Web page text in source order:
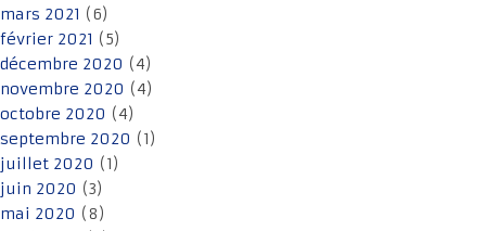
mars 2021 (6)
février 2021 (5)
décembre 2020 (4)
novembre 2020 (4)
octobre 2020 (4)
septembre 2020 (1)
juillet 2020 (1)
juin 2020 (3)
mai 2020 (8)